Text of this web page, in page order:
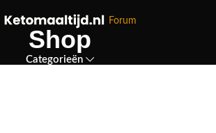
Forum
Shop
Categorieën